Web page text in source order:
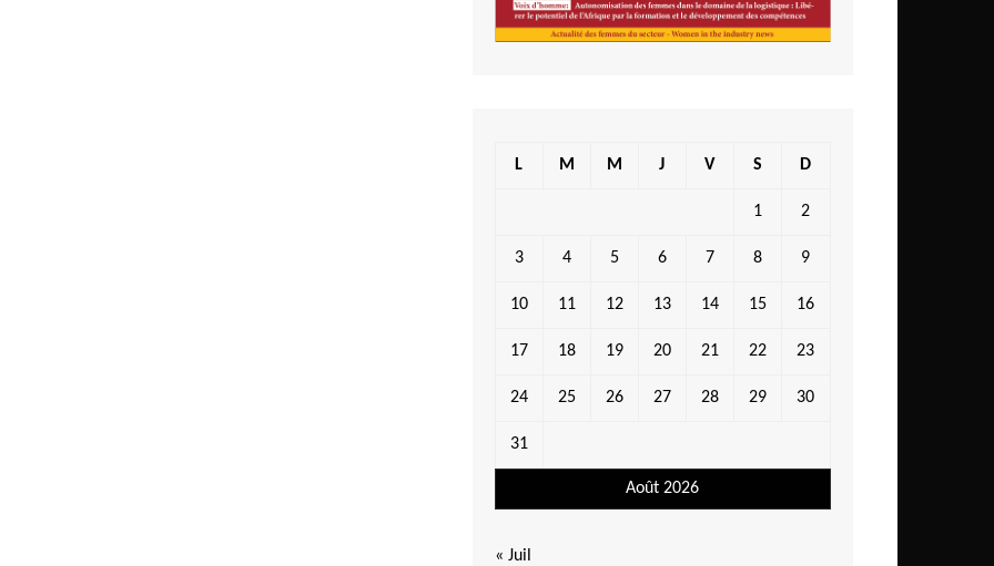
Août 2026
L M M J V S D
1 2
3 4 5 6 7 8 9
10 11 12 13 14 15 16
17 18 19 20 21 22 23
24 25 26 27 28 29 30
31
« Juil